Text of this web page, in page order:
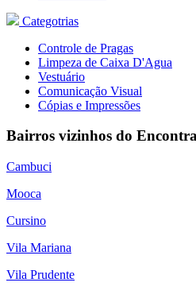
Categotrias
Controle de Pragas
Limpeza de Caixa D'Agua
Vestuário
Comunicação Visual
Cópias e Impressões
Bairros vizinhos do
Cambuci
Mooca
Cursino
Vila Mariana
Vila Prudente